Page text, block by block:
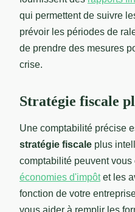
qui permettent de suivre
prévoir les périodes de
de prendre des mesures
crise.
Stratégie fiscale
Une comptabilité précise
stratégie fiscale plus
comptabilité peuvent
économies d'impôtet les
fonction de votre
vous aider à remplir les